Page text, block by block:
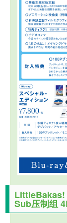
LittleBakas!
Sub压制组